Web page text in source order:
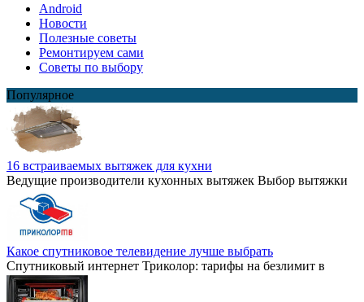
Android
Новости
Полезные советы
Ремонтируем сами
Советы по выбору
Популярное
16 встраиваемых вытяжек для кухни
Ведущие производители кухонных вытяжек Выбор вытяжки
Какое спутниковое телевидение лучше выбрать
Спутниковый интернет Триколор: тарифы на безлимит в